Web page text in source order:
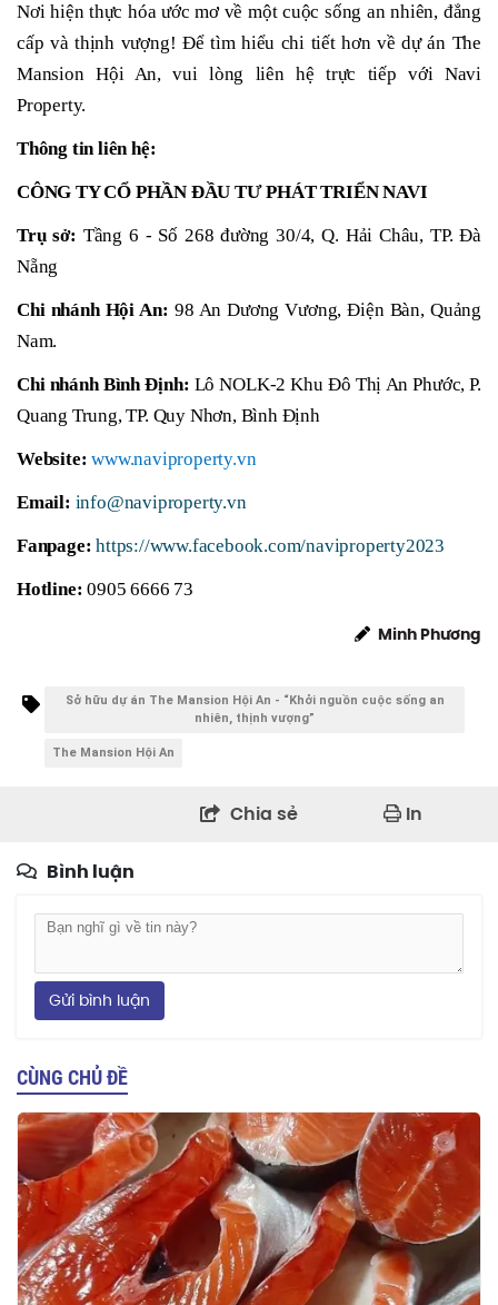
Nơi hiện thực hóa ước mơ về một cuộc sống an nhiên, đẳng
cấp và thịnh vượng! Để tìm hiểu chi tiết hơn về dự án The
Mansion Hội An, vui lòng liên hệ trực tiếp với Navi
Property.
Thông tin liên hệ:
CÔNG TY CỔ PHẦN ĐẦU TƯ PHÁT TRIỂN NAVI
Trụ sở: Tầng 6 - Số 268 đường 30/4, Q. Hải Châu, TP. Đà
Nẵng
Chi nhánh Hội An: 98 An Dương Vương, Điện Bàn, Quảng
Nam.
Chi nhánh Bình Định: Lô NOLK-2 Khu Đô Thị An Phước, P.
Quang Trung, TP. Quy Nhơn, Bình Định
Website: www.naviproperty.vn
Email: info@naviproperty.vn
Fanpage: https://www.facebook.com/naviproperty2023
Hotline: 0905 6666 73
Minh Phương
Sở hữu dự án The Mansion Hội An - “Khởi nguồn cuộc sống an
nhiên, thịnh vượng”
The Mansion Hội An
Chia sẻ In
Bình luận
Gửi bình luận
CÙNG CHỦ ĐỀ